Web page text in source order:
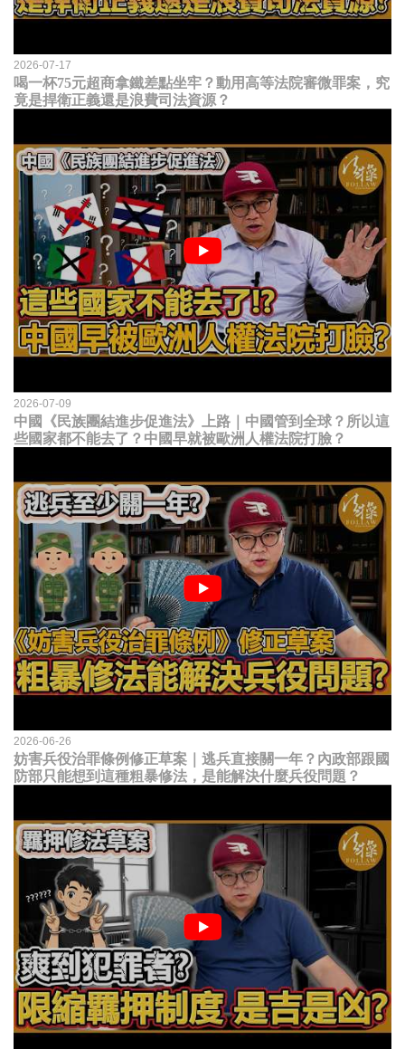
2026-07-17
喝一杯75元超商拿鐵差點坐牢？動用高等法院審微罪案，究
竟是捍衛正義還是浪費司法資源？
2026-07-09
中國《民族團結進步促進法》上路｜中國管到全球？所以這
些國家都不能去了？中國早就被歐洲人權法院打臉？
2026-06-26
妨害兵役治罪條例修正草案｜逃兵直接關一年？內政部跟國
防部只能想到這種粗暴修法，是能解決什麼兵役問題？